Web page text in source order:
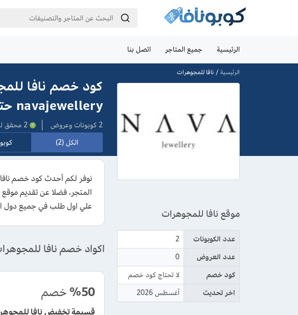
الرئيسية جميع المتاجر اتصل بنا
الرئيسية نافا للمجوهرات
navajewellery حتي 30%
2 كوبونات وعروض 2 محقق لشهر أغسطس 2026
الكل (2)
علي اول طلب في جميع دول
اكواد خصم نافا
%50خصم
قسيمة تخفيض نافا
موقع نافا للمجوهرات
عدد الكوبونات
2
عدد العروض
0
كود خصم
لا تحتاج كود خصم
اخر تحديث
أغسطس 2026